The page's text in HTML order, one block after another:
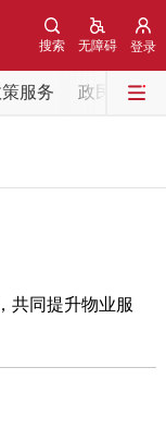
登录
无障碍
搜索
服务 政民互动
同提升物业服